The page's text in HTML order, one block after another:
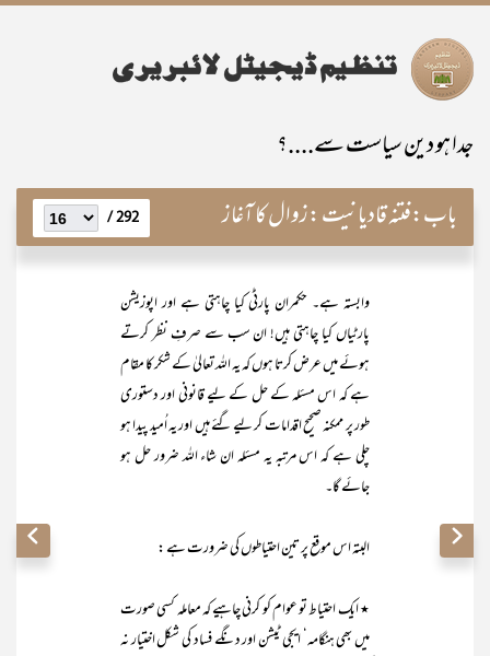
جدا ہو دین سیاست سے....؟
باب:فتنہ قادیانیت :زوال کا آغاز 292 /
وابستہ ہے۔ حکمران پارٹی کیا چاہتی ہے اور اپوزیشن
پارٹیاں کیا چاہتی ہیں! ان سب سے صرفِ نظر کرتے
ہوئے میں عرض کرتا ہوں کہ یہ اللہ تعالیٰ کے شکر کا مقام
ہے کہ اس مسئلہ کے حل کے لیے قانونی اور دستوری
طور پر ممکنہ صحیح اقدامات کر لیے گئے ہیں اور یہ اُمید پیدا ہو
چلی ہے کہ اس مرتبہ یہ مسئلہ ان شاء اللہ ضرور حل ہو
جائے گا۔
البتہ اس موقع پر تین احتیاطوں کی ضرورت ہے :
٭ ایک احتیاط تو عوام کو کرنی چاہیے کہ معاملہ کسی صورت
میں بھی ہنگامہ‘ ایجی ٹیشن اور دنگے فساد کی شکل اختیار نہ